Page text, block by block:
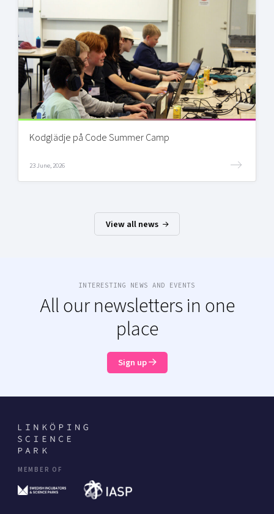
Kodglädje på Code Summer Camp
23 June, 2026
View all news
INTERESTING NEWS AND EVENTS
All our newsletters in one
place
Sign up
MEMBER OF